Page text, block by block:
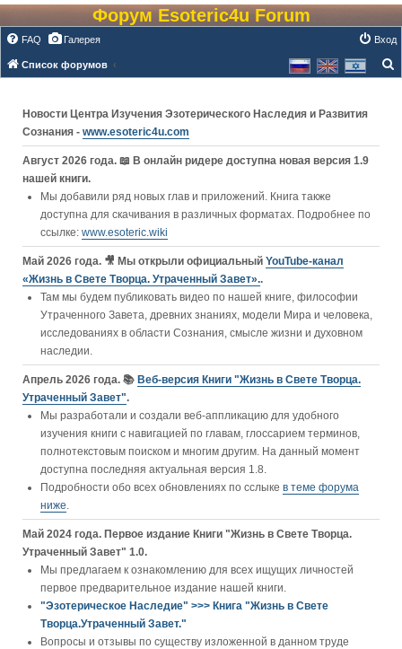
Форум Esoteric4u Forum
FAQ Галерея Вход
Список форумов
Новости Центра Изучения Эзотерического Наследия и Развития
Сознания - www.esoteric4u.com
Август 2026 года. 📖 В онлайн ридере доступна новая версия 1.9
нашей книги.
Мы добавили ряд новых глав и приложений. Книга также
доступна для скачивания в различных форматах. Подробнее по
ссылке: www.esoteric.wiki
Май 2026 года. 🎥 Мы открыли официальный YouTube‑канал
«Жизнь в Свете Творца. Утраченный Завет»..
Там мы будем публиковать видео по нашей книге, философии
Утраченного Завета, древних знаниях, модели Мира и человека,
исследованиях в области Сознания, смысле жизни и духовном
наследии.
Апрель 2026 года. 📚 Веб-версия Книги "Жизнь в Свете Творца.
Утраченный Завет".
Мы разработали и создали веб-аппликацию для удобного
изучения книги c навигацией по главам, глоссарием терминов,
полнотекстовым поиском и многим другим. На данный момент
доступна последняя актуальная версия 1.8.
Подробности обо всех обновлениях по сслыке в теме форума
ниже.
Май 2024 года. Первое издание Книги "Жизнь в Свете Творца.
Утраченный Завет" 1.0.
Мы предлагаем к ознакомлению для всех ищущих личностей
первое предварительное издание нашей книги.
"Эзотерическое Наследие" >>> Книга "Жизнь в Свете
Творца.Утраченный Завет."
Вопросы и отзывы по существу изложенной в данном труде